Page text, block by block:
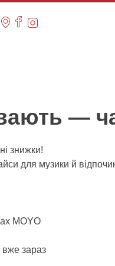
—
знижки!
для музики й
MOYO
вже зараз